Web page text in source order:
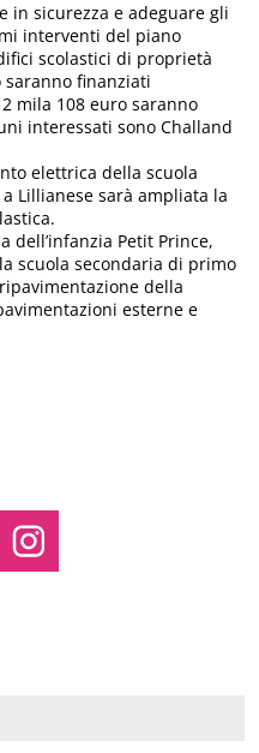
in sicurezza e adeguare gli
interventi del piano
scolastici di proprietà
finanziati
mila 108 euro saranno
interessati sono Challand
elettrica della scuola
Lillianese sarà ampliata la
dell’infanzia Petit Prince,
scuola secondaria di primo
ripavimentazione della
esterne e